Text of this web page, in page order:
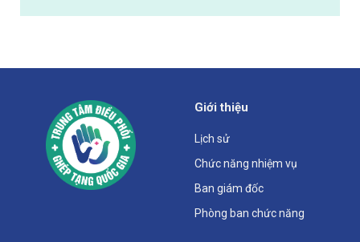
Giới thiệu
Lịch sử
Chức năng nhiệm vụ
Ban giám đốc
Phòng ban chức năng